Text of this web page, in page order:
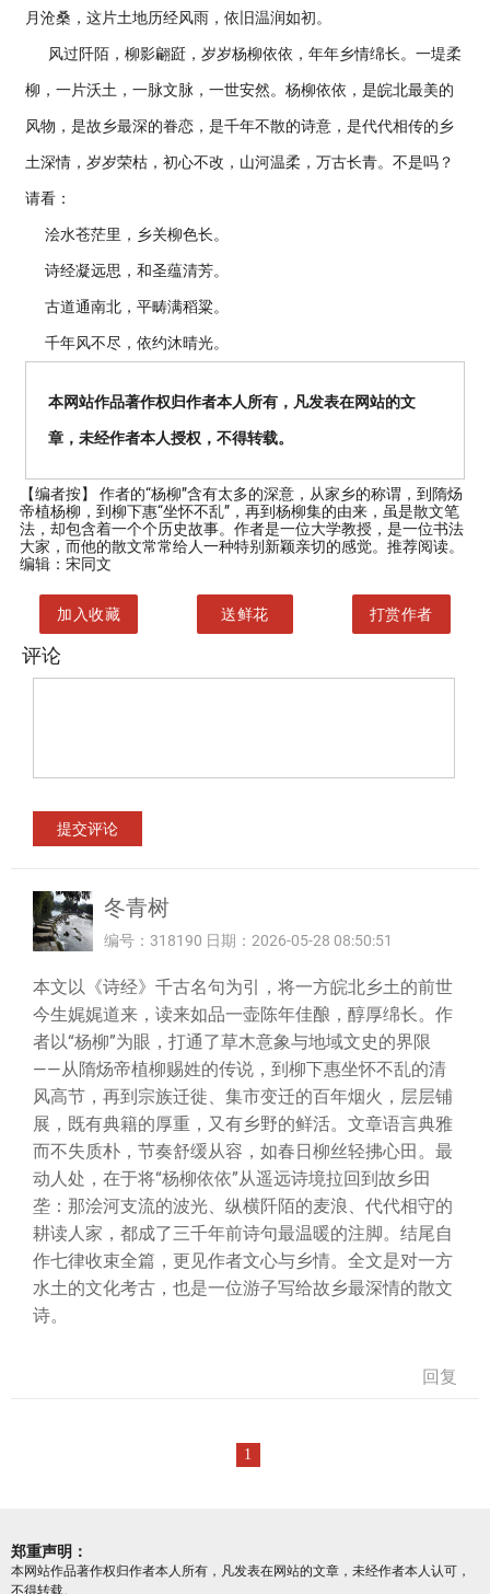
月沧桑，这片土地历经风雨，依旧温润如初。
风过阡陌，柳影翩跹，岁岁杨柳依依，年年乡情绵长。一堤柔
柳，一片沃土，一脉文脉，一世安然。杨柳依依，是皖北最美的
风物，是故乡最深的眷恋，是千年不散的诗意，是代代相传的乡
土深情，岁岁荣枯，初心不改，山河温柔，万古长青。不是吗？
请看：
浍水苍茫里，乡关柳色长。
诗经凝远思，和圣蕴清芳。
古道通南北，平畴满稻粱。
千年风不尽，依约沐晴光。
本网站作品著作权归作者本人所有，凡发表在网站的文
章，未经作者本人授权，不得转载。
【编者按】
作者的“杨柳”含有太多的深意，从家乡的称谓，到隋炀
帝植杨柳，到柳下惠“坐怀不乱”，再到杨柳集的由来，虽是散文笔
法，却包含着一个个历史故事。作者是一位大学教授，是一位书法
大家，而他的散文常常给人一种特别新颖亲切的感觉。推荐阅读。
编辑：宋同文
加入收藏 送鲜花 打赏作者
评论
冬青树
编号：318190 日期：2026-05-28 08:50:51
本文以《诗经》千古名句为引，将一方皖北乡土的前世
今生娓娓道来，读来如品一壶陈年佳酿，醇厚绵长。作
者以“杨柳”为眼，打通了草木意象与地域文史的界限
——从隋炀帝植柳赐姓的传说，到柳下惠坐怀不乱的清
风高节，再到宗族迁徙、集市变迁的百年烟火，层层铺
展，既有典籍的厚重，又有乡野的鲜活。文章语言典雅
而不失质朴，节奏舒缓从容，如春日柳丝轻拂心田。最
动人处，在于将“杨柳依依”从遥远诗境拉回到故乡田
垄：那浍河支流的波光、纵横阡陌的麦浪、代代相守的
耕读人家，都成了三千年前诗句最温暖的注脚。结尾自
作七律收束全篇，更见作者文心与乡情。全文是对一方
水土的文化考古，也是一位游子写给故乡最深情的散文
诗。
回复
1
郑重声明：
本网站作品著作权归作者本人所有，凡发表在网站的文章，未经作者本人认可，
不得转载。